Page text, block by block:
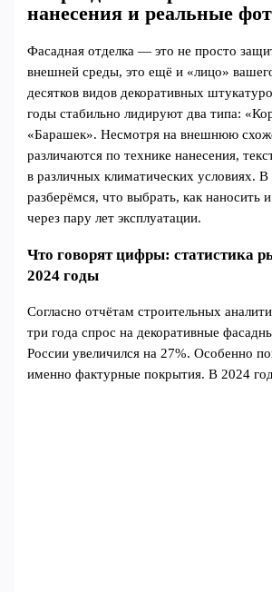
нанесения и реальные
Фасадная отделка — это не просто
внешней среды, это ещё и «лицо»
десятков видов декоративных
годы стабильно лидируют два типа:
«Барашек». Несмотря на внешнюю
различаются по технике нанесения,
в различных климатических условиях. В
разберёмся, что выбрать, как наносить
через пару лет эксплуатации.
Что говорят цифры: статистика
2024 годы
Согласно отчётам строительных
три года спрос на декоративные
России увеличился на 27%. Особенно
именно фактурные покрытия. В 2024